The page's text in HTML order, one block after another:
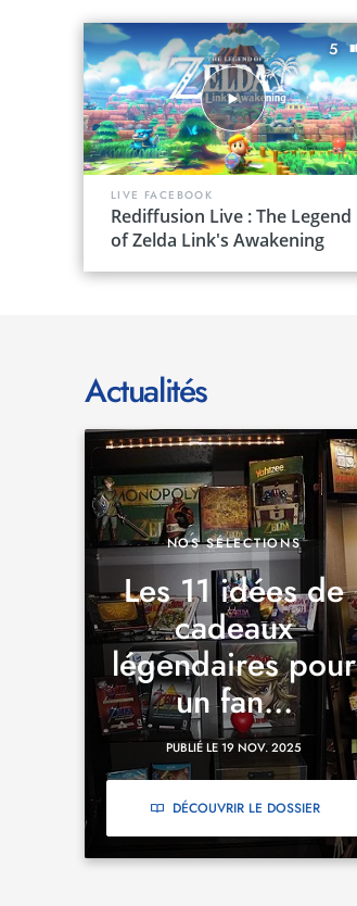
5
LIVE FACEBOOK
Rediffusion Live : The Legend
of Zelda Link's Awakening
Actualités
NOS SÉLECTIONS
Les 11 idées de
cadeaux
légendaires pour
un fan...
PUBLIÉ LE 19 NOV. 2025
DÉCOUVRIR LE DOSSIER